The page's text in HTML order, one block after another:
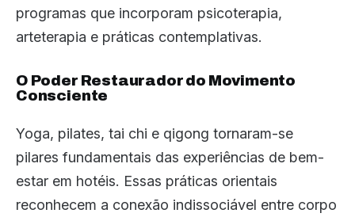
programas que incorporam psicoterapia,
arteterapia e práticas contemplativas.
O Poder Restaurador do Movimento
Consciente
Yoga, pilates, tai chi e qigong tornaram-se
pilares fundamentais das experiências de bem-
estar em hotéis. Essas práticas orientais
reconhecem a conexão indissociável entre corpo